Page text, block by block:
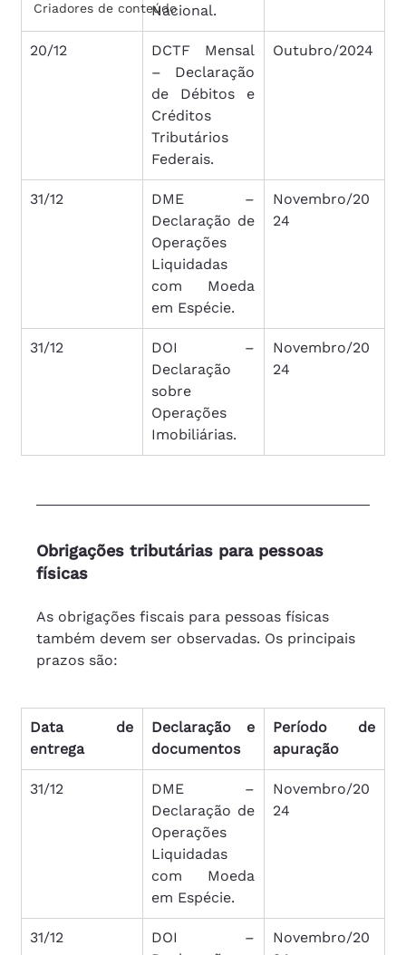
Criadores de conteúdoNacional.
20/12
DCTF Mensal
– Declaração
de Débitos e
Créditos
Tributários
Federais.
Outubro/2024
31/12
DME –
Declaração de
Operações
Liquidadas
com Moeda
em Espécie.
Novembro/20
24
31/12
DOI –
Declaração
sobre
Operações
Imobiliárias.
Novembro/20
24
Obrigações tributárias para pessoas
físicas
As obrigações fiscais para pessoas físicas
também devem ser observadas. Os principais
prazos são:
Data de
entrega
Declaração e
documentos
Período de
apuração
31/12
DME –
Declaração de
Operações
Liquidadas
com Moeda
em Espécie.
Novembro/20
24
31/12
DOI –
Novembro/20